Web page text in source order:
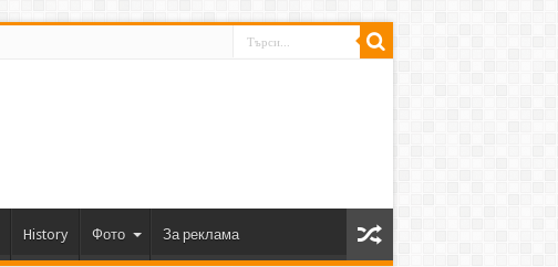
History Фото За реклама